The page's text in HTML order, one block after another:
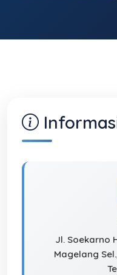
Jl. Soekarno
Magelang